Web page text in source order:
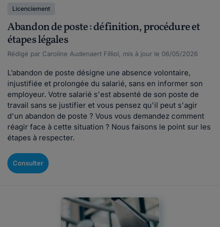
Licenciement
Abandon de poste : définition, procédure et
étapes légales
Rédigé par Caroline Audenaert Filliol, mis à jour le 06/05/2026
L’abandon de poste désigne une absence volontaire,
injustifiée et prolongée du salarié, sans en informer son
employeur. Votre salarié s'est absenté de son poste de
travail sans se justifier et vous pensez qu'il peut s'agir
d'un abandon de poste ? Vous vous demandez comment
réagir face à cette situation ? Nous faisons le point sur les
étapes à respecter.
Consulter